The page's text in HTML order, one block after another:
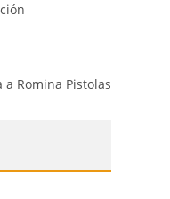
a Romina Pistolas